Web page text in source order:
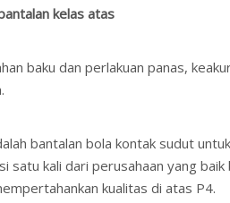
kelas atas
baku dan perlakuan panas,
bantalan bola kontak sudut
satu kali dari perusahaan yang
kualitas di atas P4.